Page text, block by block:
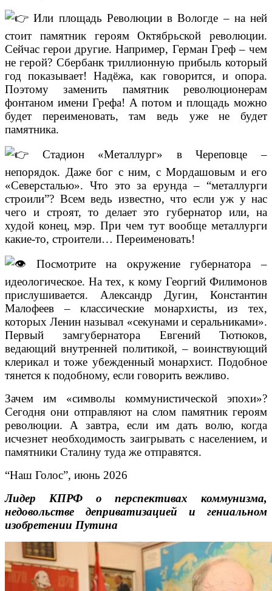
Или площадь Революции в Вологде – на ней
стоит памятник героям Октябрьской революции.
Сейчас герои другие. Например, Герман Греф – чем
не герой? Сбербанк триллионную прибыль который
год показывает! Надёжа, как говорится, и опора.
Поэтому заменить памятник революционерам
фонтаном имени Грефа! А потом и площадь можно
будет переименовать, там ведь уже не будет
памятника.
Стадион «Металлург» в Череповце –
непорядок. Даже бог с ним, с Мордашовым и его
«Северсталью». Что это за ерунда – “металлурги
строили”? Всем ведь известно, что если уж у нас
чего и строят, то делает это губернатор или, на
худой конец, мэр. При чем тут вообще металлурги
какие-то, строители… Переименовать!
Посмотрите на окружение губернатора –
идеологическое. На тех, к кому Георгий Филимонов
прислушивается. Александр Дугин, Константин
Малофеев – классические монархисты, из тех,
которых Ленин называл «секунами и серальниками».
Первый замгубернатора Евгений Тютюков,
ведающий внутренней политикой, – воинствующий
клерикал и тоже убежденный монархист. Подобное
тянется к подобному, если говорить вежливо.
Зачем им «символы коммунистической эпохи»?
Сегодня они отправляют на слом памятник героям
революции. А завтра, если им дать волю, когда
исчезнет необходимость заигрывать с населением, и
памятники Сталину туда же отправятся.
“Наш Голос”, июнь 2026
Лидер КПРФ о перспективах коммунизма,
недовольстве деприватизацией и гениальном
изобретении Путина